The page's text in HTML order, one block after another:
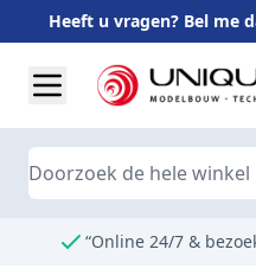
Heeft u vragen? Bel me
Search
“Online 24/7 &